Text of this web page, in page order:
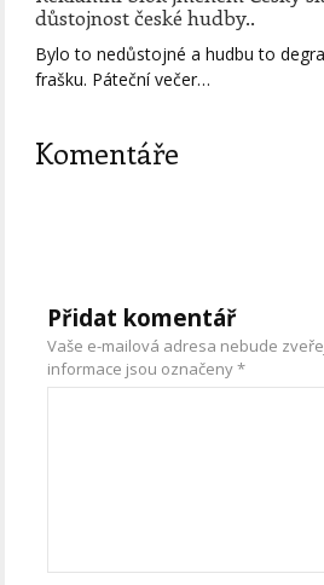
důstojnost české hudby..
Bylo to nedůstojné a hudbu to
frašku. Páteční večer…
Komentáře
Přidat komentář
Vaše e-mailová adresa nebude
informace jsou označeny*